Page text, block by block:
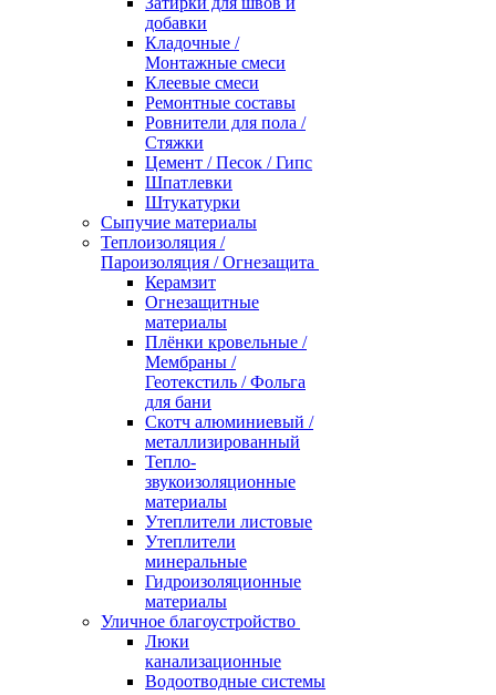
добавки
Кладочные /
Монтажные смеси
Клеевые смеси
Ремонтные составы
Ровнители для пола /
Стяжки
Цемент / Песок / Гипс
Шпатлевки
Штукатурки
Сыпучие материалы
Теплоизоляция /
Пароизоляция / Огнезащита
Керамзит
Огнезащитные
материалы
Плёнки кровельные /
Мембраны /
Геотекстиль / Фольга
для бани
Скотч алюминиевый /
металлизированный
Тепло-
звукоизоляционные
материалы
Утеплители листовые
Утеплители
минеральные
Гидроизоляционные
материалы
Уличное благоустройство
Люки
канализационные
Водоотводные системы